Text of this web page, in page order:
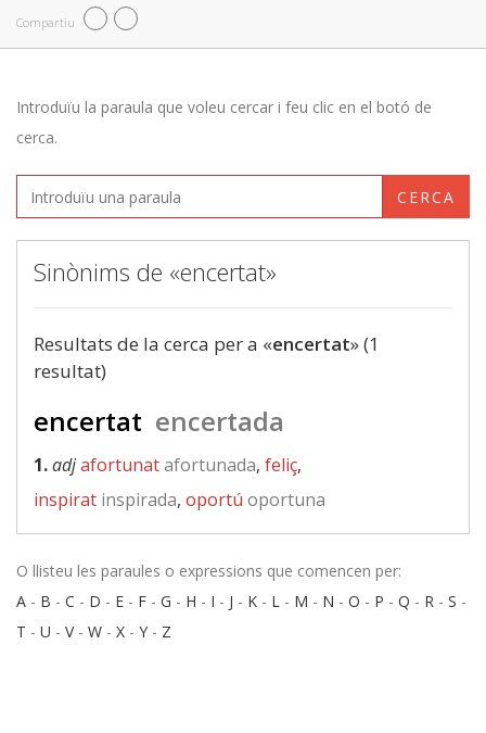
Compartiu
Introduïu la paraula que voleu cercar i feu clic en el botó de
cerca.
CERCA
Sinònims de «encertat»
Resultats de la cerca per a «encertat» (1
resultat)
encertat encertada
1.adjafortunatafortunada, feliç,
inspirat inspirada, oportú oportuna
O llisteu les paraules o expressions que comencen per:
A - B - C - D - E - F - G - H - I - J - K - L - M - N - O - P - Q - R - S -
T - U - V- W - X - Y - Z